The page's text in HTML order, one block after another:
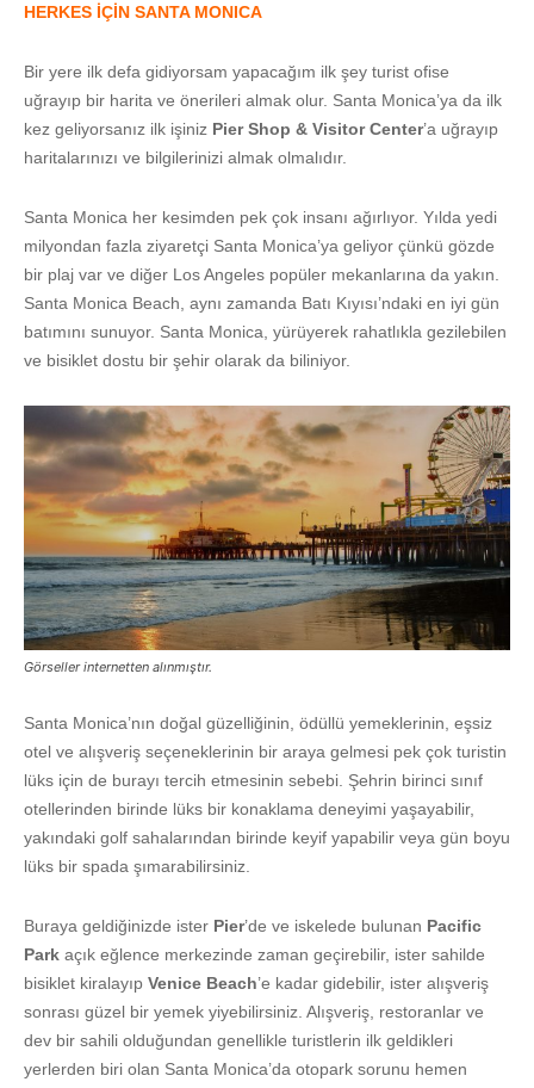
HERKES İÇİN SANTA MONICA
Bir yere ilk defa gidiyorsam yapacağım ilk şey turist ofise
uğrayıp bir harita ve önerileri almak olur. Santa Monica’ya da ilk
kez geliyorsanız ilk işiniz Pier Shop & Visitor Center’a uğrayıp
haritalarınızı ve bilgilerinizi almak olmalıdır.
Santa Monica her kesimden pek çok insanı ağırlıyor. Yılda yedi
milyondan fazla ziyaretçi Santa Monica’ya geliyor çünkü gözde
bir plaj var ve diğer Los Angeles popüler mekanlarına da yakın.
Santa Monica Beach, aynı zamanda Batı Kıyısı’ndaki en iyi gün
batımını sunuyor. Santa Monica, yürüyerek rahatlıkla gezilebilen
ve bisiklet dostu bir şehir olarak da biliniyor.
Görseller internetten alınmıştır.
Santa Monica’nın doğal güzelliğinin, ödüllü yemeklerinin, eşsiz
otel ve alışveriş seçeneklerinin bir araya gelmesi pek çok turistin
lüks için de burayı tercih etmesinin sebebi. Şehrin birinci sınıf
otellerinden birinde lüks bir konaklama deneyimi yaşayabilir,
yakındaki golf sahalarından birinde keyif yapabilir veya gün boyu
lüks bir spada şımarabilirsiniz.
Buraya geldiğinizde ister Pier’de ve iskelede bulunan Pacific
Park açık eğlence merkezinde zaman geçirebilir, ister sahilde
bisiklet kiralayıp Venice Beach’e kadar gidebilir, ister alışveriş
sonrası güzel bir yemek yiyebilirsiniz. Alışveriş, restoranlar ve
dev bir sahili olduğundan genellikle turistlerin ilk geldikleri
yerlerden biri olan Santa Monica’da otopark sorunu hemen